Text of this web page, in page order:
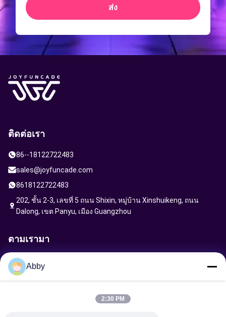
ส่ง
ติดต่อเรา
86--18122722483
sales@joyfuncade.com
8618122722483
202, ชั้น 2-3, เลขที่ 5 ถนน Shixin, หมู่บ้าน Xinshuikeng, ถนน
Dalong, เขต Panyu, เมือง Guangzhou
ตามเรามา
Abby
2:30 PM